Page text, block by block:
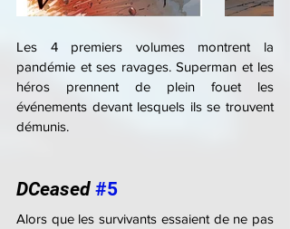
Les 4 premiers volumes montrent la
pandémie et ses ravages. Superman et les
héros prennent de plein fouet les
événements devant lesquels ils se trouvent
démunis.
DCeased #5
Alors que les survivants essaient de ne pas